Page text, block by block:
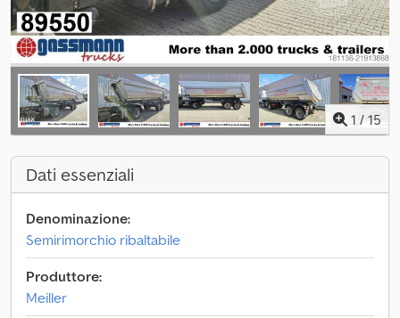
1 /15
Dati essenziali
Denominazione:
Semirimorchio ribaltabile
Produttore:
Meiller